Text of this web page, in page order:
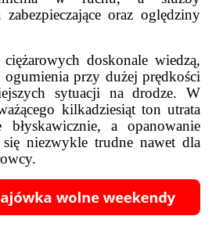
zabezpieczające oraz oględziny
doskonale wiedzą,
ogumienia przy dużej prędkości
sytuacji na drodze. W
kilkadziesiąt ton utrata
błyskawicznie, a opanowanie
się niezwykle trudne nawet dla